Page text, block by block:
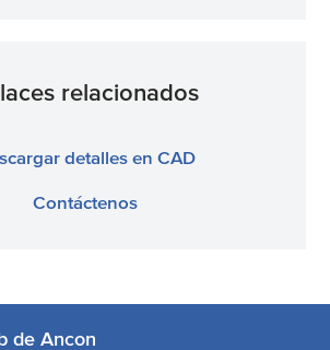
relacionados
detalles en CAD
Contáctenos
de Ancon